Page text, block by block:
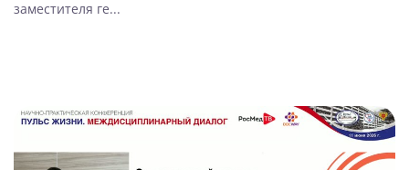
заместителя ге...